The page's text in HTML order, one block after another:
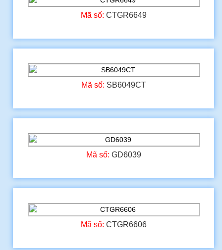
Mã số: CTGR6649
Mã số: SB6049CT
Mã số: GD6039
Mã số: CTGR6606